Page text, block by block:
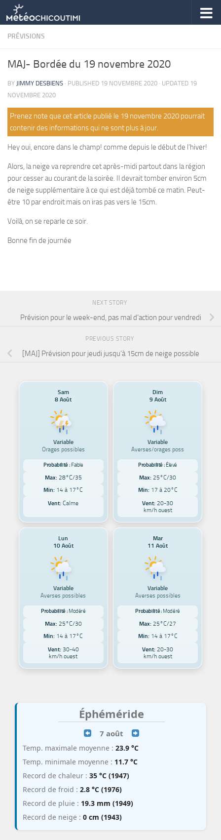
Skip to content
PRÉVISIONS
MAJ- Bordée du 19 novembre 2020
BY JIMMY DESBIENS · PUBLISHED 19 NOVEMBRE 2020 · UPDATED 19
NOVEMBRE 2020
Prenez note que cet article publié le 19 novembre 2020 pourrait
contenir des informations qui ne sont plus à jour.
Hey oui, encore dans le champ! comme depuis le début de l’hiver!
Alors, la neige va reprendre cet après-midi partout dans la région
pour cesser au courant de la soirée. Il devrait tomber environ 5cm
de neige supplémentaire à ce qui est déjà tombé ce matin. Peut-
être 10 par endroit mais on iras pas vers le 15cm.
Voilà, on se reparle ce soir.
Bonne fin de journée
NEXT STORY
Prévision pour le week-end, pas mal d’action pour vendredi
PREVIOUS STORY
[MAJ] Prévision pour jeudi jusqu’à 15cm de neige possible
Sam
8 Août
Variable
Orages possibles
Probabilité : Faible
Max: 28°C/35
Min: 14 à 17°C
Vent: Calme
Dim
9 Août
Variable
Averses/orages poss
Probabilité : Élevé
Max: 25°C/30
Min: 17 à 20°C
Vent: 20-30
km/h ouest
Lun
10 Août
Variable
Averses possibles
Probabilité : Modéré
Max: 25°C/30
Min: 14 à 17°C
Vent:30-40
km/h ouest
Mar
11 Août
Variable
Averses possibles
Probabilité : Modéré
Max: 25°C/27
Min: 14 à 17°C
Vent: 20-30
km/h ouest
Éphéméride
7 août
Temp. maximale moyenne : 23.9 °C
Temp. minimale moyenne : 11.7 °C
Record de chaleur : 35 °C (1947)
Record de froid : 2.8 °C (1976)
Record de pluie : 19.3 mm (1949)
Record de neige : 0 cm (1943)